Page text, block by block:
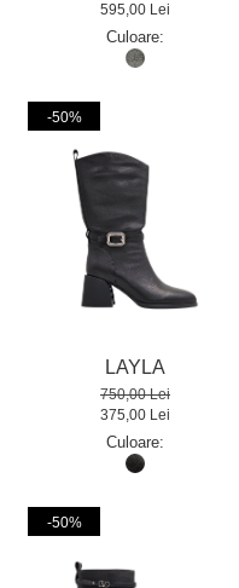
595,00 Lei
Culoare:
-50%
LAYLA
750,00 Lei
375,00 Lei
Culoare:
-50%